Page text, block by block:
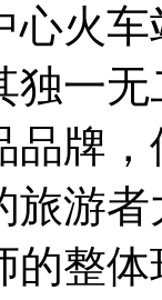
火
独一
品牌
旅游
的整